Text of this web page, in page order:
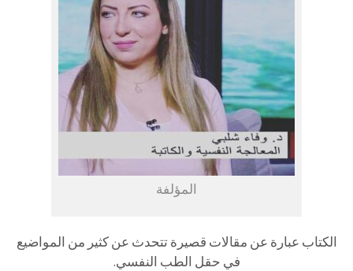
المؤلفة
الكتاب عبارة عن مقالات قصيرة تتحدث عن كثير من المواضيع
في حقل الطب النفسي.